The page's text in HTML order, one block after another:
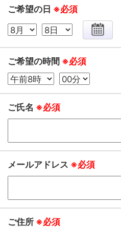
ご希望の日 ※必須
ご希望の時間 ※必須
ご氏名 ※必須
メールアドレス ※必須
ご住所 ※必須